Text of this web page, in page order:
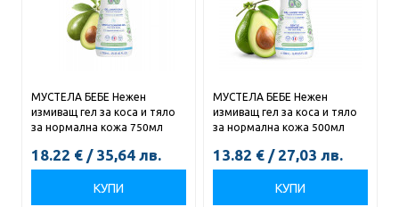
МУСТЕЛА БЕБЕ Нежен
измиващ гел за коса и тяло
за нормална кожа 750мл
18.22 € / 35,64 лв.
КУПИ
МУСТЕЛА БЕБЕ Нежен
измиващ гел за коса и тяло
за нормална кожа 500мл
13.82 € / 27,03 лв.
КУПИ